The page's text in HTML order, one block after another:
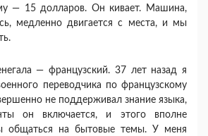
— 15 долларов. Он кивает. Машина,
медленно двигается с места, и мы
— французский. 37 лет назад я
переводчика по французскому
не под­держивал знание языка,
он вклю­чается, и этого вполне
общаться на бытовые темы. У меня